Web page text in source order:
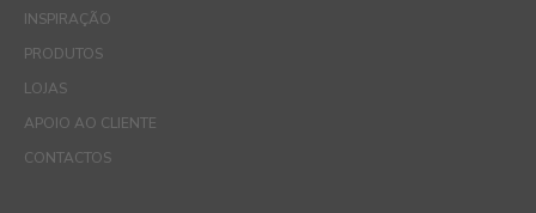
INSPIRAÇÃO
PRODUTOS
LOJAS
APOIO AO CLIENTE
CONTACTOS